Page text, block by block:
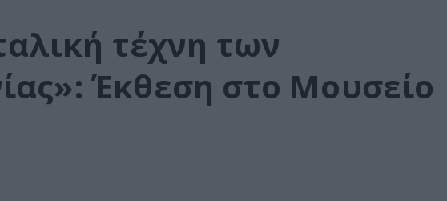
τέχνη των
Έκθεση στο Μουσείο